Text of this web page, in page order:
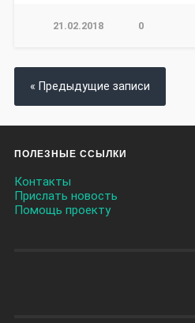
21.02.2018 0
« Предыдущие записи
ПОЛЕЗНЫЕ ССЫЛКИ
Контакты
Прислать новость
Помощь проекту